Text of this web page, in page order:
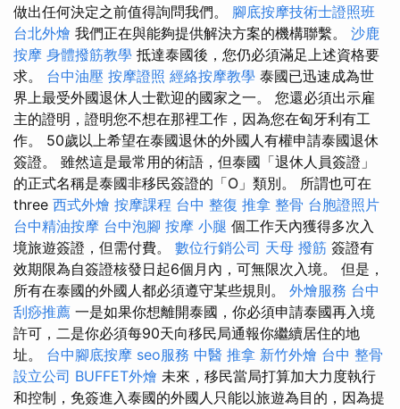
做出任何決定之前值得詢問我們。 腳底按摩技術士證照班
台北外燴 我們正在與能夠提供解決方案的機構聯繫。 沙鹿
按摩 身體撥筋教學 抵達泰國後，您仍必須滿足上述資格要
求。 台中油壓 按摩證照 經絡按摩教學 泰國已迅速成為世
界上最受外國退休人士歡迎的國家之一。 您還必須出示雇
主的證明，證明您不想在那裡工作，因為您在匈牙利有工
作。 50歲以上希望在泰國退休的外國人有權申請泰國退休
簽證。 雖然這是最常用的術語，但泰國「退休人員簽證」
的正式名稱是泰國非移民簽證的「O」類別。 所謂也可在
three 西式外燴 按摩課程 台中 整復 推拿 整骨 台胞證照片
台中精油按摩 台中泡腳 按摩 小腿 個工作天內獲得多次入
境旅遊簽證，但需付費。 數位行銷公司 天母 撥筋 簽證有
效期限為自簽證核發日起6個月內，可無限次入境。 但是，
所有在泰國的外國人都必須遵守某些規則。 外燴服務 台中
刮痧推薦 一是如果你想離開泰國，你必須申請泰國再入境
許可，二是你必須每90天向移民局通報你繼續居住的地
址。 台中腳底按摩 seo服務 中醫 推拿 新竹外燴 台中 整骨
設立公司 BUFFET外燴 未來，移民當局打算加大力度執行
和控制，免簽進入泰國的外國人只能以旅遊為目的，因為提